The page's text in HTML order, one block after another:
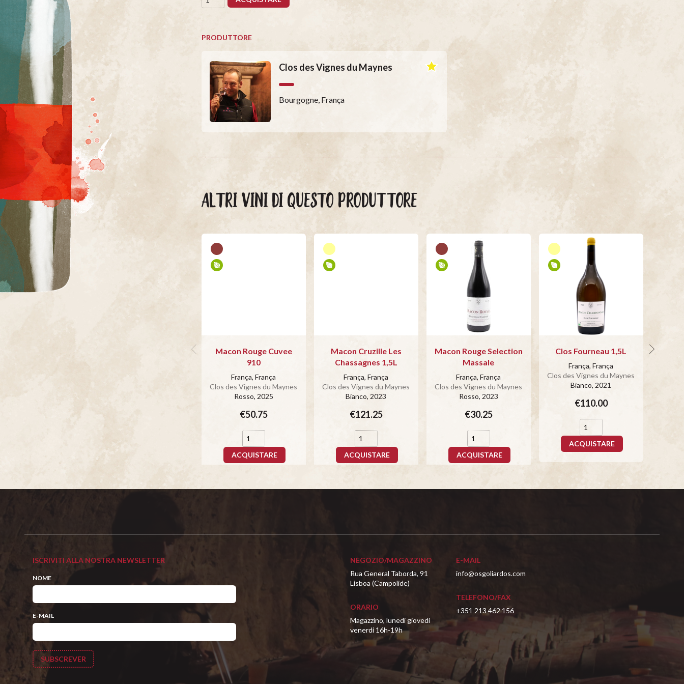
PRODUTTORE
Clos des Vignes du Maynes
Bourgogne, França
ALTRI VINI DI QUESTO PRODUTTORE
Macon Rouge Cuvee
910
França, França
Clos des Vignes du Maynes
Rosso, 2025
€50.75
ACQUISTARE
Macon Cruzille Les
Chassagnes 1,5L
França, França
Clos des Vignes du Maynes
Bianco, 2023
€121.25
ACQUISTARE
Macon Rouge Selection
Massale
França, França
Clos des Vignes du Maynes
Rosso, 2023
€30.25
ACQUISTARE
Clos Fourneau 1,5L
França, França
Clos des Vignes du Maynes
Bianco, 2021
€110.00
ACQUISTARE
ISCRIVITI ALLA NOSTRA NEWSLETTER
NOME
E-MAIL
NEGOZIO/MAGAZZINO
Rua General Taborda, 91
Lisboa (Campolide)
ORARIO
Magazzino, lunedi giovedi
venerdi 16h-19h
E-MAIL
info@osgoliardos.com
TELEFONO/FAX
+351 213 462 156